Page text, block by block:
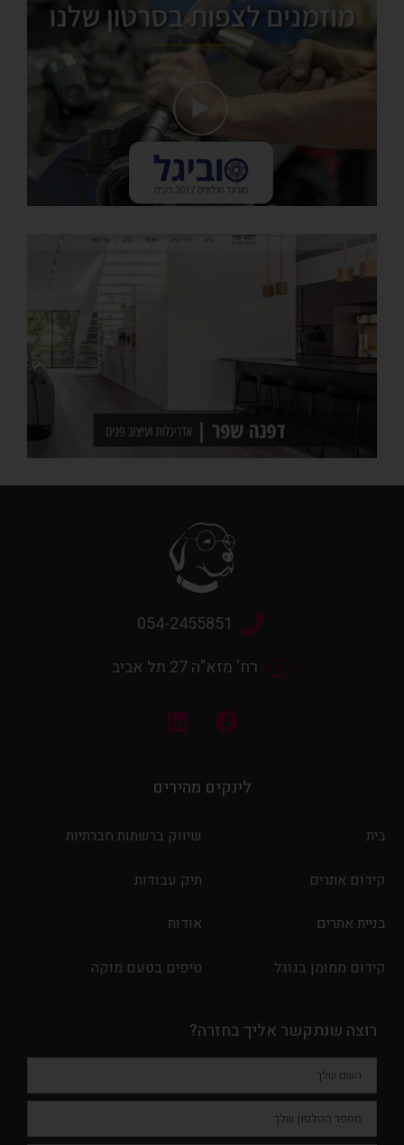
054-2455851
רח' מזא"ה 27 תל אביב
לינקים מהירים
בית
קידום אתרים
בניית אתרים
קידום ממומן בגוגל
שיווק ברשתות חברתיות
תיק עבודות
אודות
טיפים בטעם מוקה
רוצה שנתקשר אליך בחזרה?